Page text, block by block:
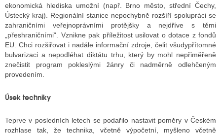
ekonomická hlediska umožní (např. Brno město, střední Čechy,
Ústecký kraj). Regionální stanice nepochybně rozšíří spolupráci se
zahraničními veřejnoprávními protějšky a nejdříve s těmi
„přeshraničními“. Vznikne pak příležitost usilovat o dotace z fondů
EU. Chci rozšiřovat i nadále informační zdroje, čelit všudypřítomné
bulvarizaci a nepodléhat diktátu trhu, který by mohl nepřiměřeně
znečistit program pokleslými žánry či nadměrně odlehčeným
provedením.
Úsek techniky
Teprve v posledních letech se podařilo nastavit poměry v Českém
rozhlase tak, že technika, včetně výpočetní, myšleno včetně